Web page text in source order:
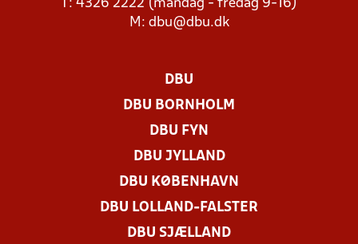
T: 4326 2222 (mandag - fredag 9-16)
M: dbu@dbu.dk
DBU
DBU BORNHOLM
DBU FYN
DBU JYLLAND
DBU KØBENHAVN
DBU LOLLAND-FALSTER
DBU SJÆLLAND